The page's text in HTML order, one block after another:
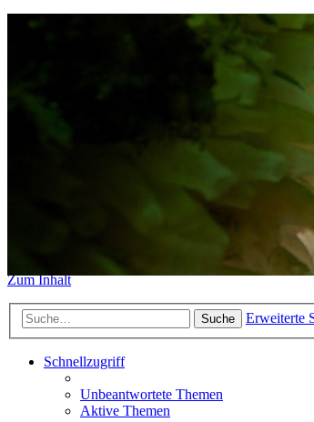
Das Sidemount-Forum
https://www.sidemount-
Das alte Forum hier
Sidemount-Forum
Zum Inhalt
Suche Erweiterte
Schnellzugriff
Unbeantwortete Themen
Aktive Themen